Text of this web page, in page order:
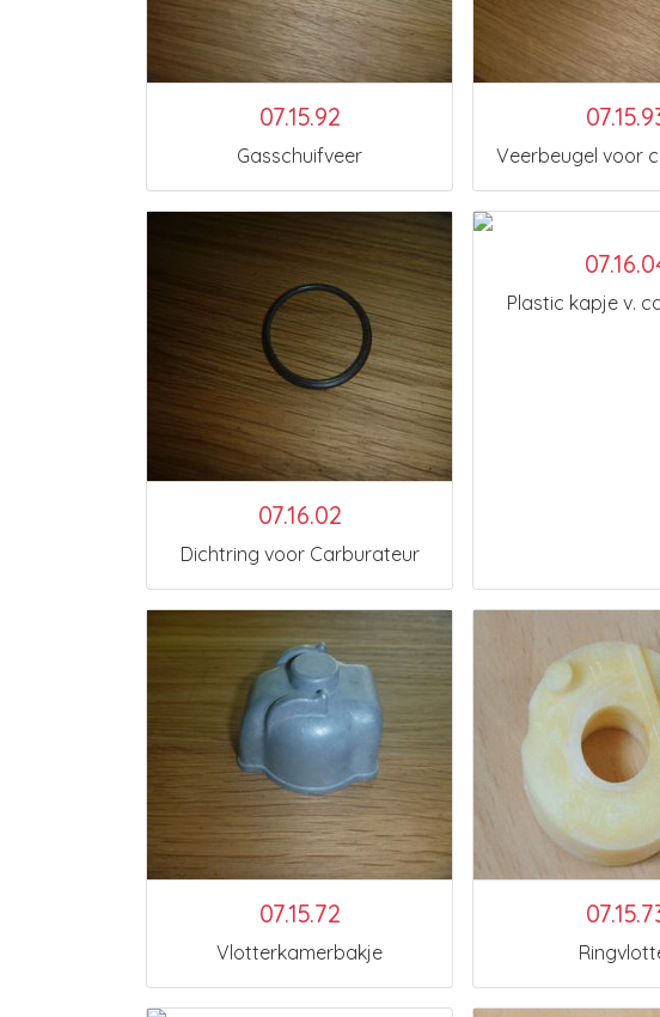
07.15.92
Gasschuifveer Veerbeugel voor
07.16.02
Dichtring voor Carburateur
Plastic kapje v.
07.15.72
Vlotterkamerbakje